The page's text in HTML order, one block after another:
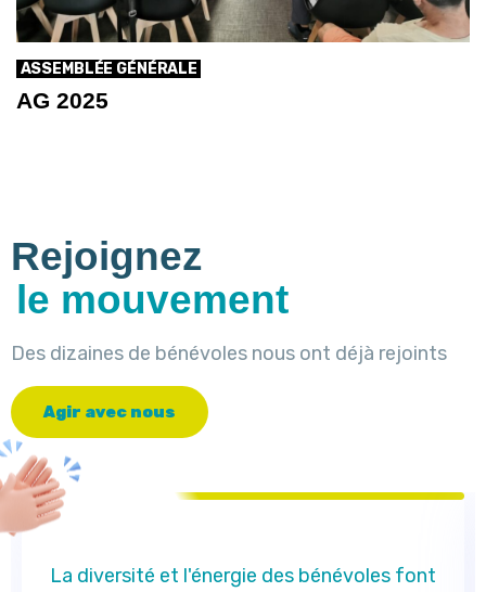
ASSEMBLÉE GÉNÉRALE
AG 2025
Rejoignez
le mouvement
Des dizaines de bénévoles nous ont déjà rejoints
Agir avec nous
La diversité et l'énergie des bénévoles font